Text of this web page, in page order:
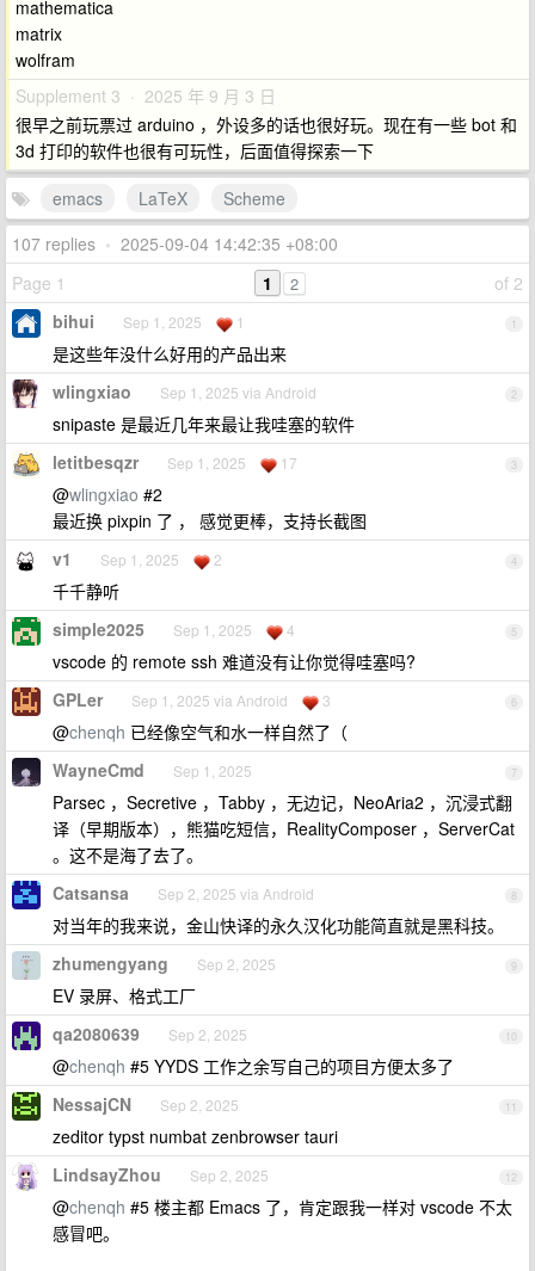
mathematica
matrix
wolfram
Supplement 3 · 2025 年 9 月 3 日
很早之前玩票过 arduino ，外设多的话也很好玩。现在有一些 bot 和
3d 打印的软件也很有可玩性，后面值得探索一下
emacs
LaTeX
Scheme
107 replies • 2025-09-04 14:42:35 +08:00
Page 1
of 2
1 2
1
bihui Sep 1, 2025 1
是这些年没什么好用的产品出来
2
wlingxiao Sep 1, 2025 via Android
snipaste 是最近几年来最让我哇塞的软件
3
letitbesqzr Sep 1, 2025 17
@wlingxiao #2
最近换 pixpin 了 ， 感觉更棒，支持长截图
4
v1 Sep 1, 2025 2
千千静听
5
simple2025 Sep 1, 2025 4
vscode 的 remote ssh 难道没有让你觉得哇塞吗?
6
GPLer Sep 1, 2025 via Android 3
@chenqh 已经像空气和水一样自然了（
7
WayneCmd Sep 1, 2025
Parsec ，Secretive ，Tabby ，无边记，NeoAria2 ，沉浸式翻
译（早期版本），熊猫吃短信，RealityComposer ，ServerCat
。这不是海了去了。
8
Catsansa Sep 2, 2025 via Android
对当年的我来说，金山快译的永久汉化功能简直就是黑科技。
9
zhumengyang Sep 2, 2025
EV 录屏、格式工厂
10
qa2080639 Sep 2, 2025
@chenqh #5 YYDS 工作之余写自己的项目方便太多了
11
NessajCN Sep 2, 2025
zeditor typst numbat zenbrowser tauri
12
LindsayZhou Sep 2, 2025
@chenqh #5 楼主都 Emacs 了，肯定跟我一样对 vscode 不太
感冒吧。